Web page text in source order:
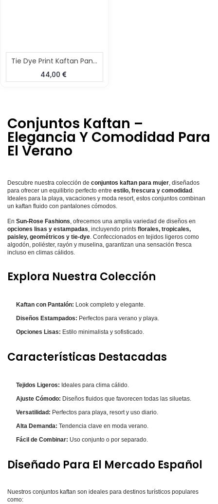
Tie Dye Print Kaftan Pant Set
44,00
Conjuntos Kaftan –
Elegancia Y Comodidad Para
El Verano
Descubre nuestra colección de conjuntos kaftan para mujer, diseñados
para ofrecer un equilibrio perfecto entre estilo, frescura y comodidad .
Ideales para la playa, vacaciones y moda resort, estos conjuntos combinan
un kaftan fluido con pantalones cómodos.
En Sun-Rose Fashions, ofrecemos una amplia variedad de diseños en
opciones lisas y estampadas, incluyendo prints florales, tropicales,
paisley, geométricos y tie-dye. Confeccionados en tejidos ligeros como
algodón, poliéster, rayón y muselina, garantizan una sensación fresca
incluso en climas cálidos.
Explora Nuestra Colección
Kaftan con Pantalón: Look completo y elegante.
Diseños Estampados: Perfectos para verano y playa.
Opciones Lisas: Estilo minimalista y sofisticado.
Características Destacadas
Tejidos Ligeros: Ideales para clima cálido.
Ajuste Cómodo: Diseños fluidos que favorecen todas las siluetas.
Versatilidad: Perfectos para playa, resort y uso diario.
Alta Demanda: Tendencia clave en moda verano.
Fácil de Combinar: Uso conjunto o por separado.
Diseñado Para El Mercado Español
Nuestros conjuntos kaftan son ideales para destinos turísticos populares
como: